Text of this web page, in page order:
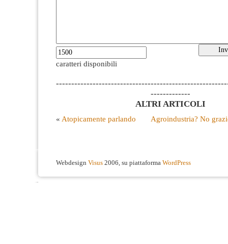
caratteri disponibili
-------------
ALTRI ARTICOLI
« Atopicamente parlando Agroindustria? No
Webdesign Visus 2006, su piattaforma WordPress